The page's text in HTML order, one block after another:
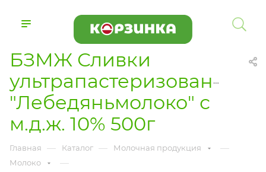
БЗМЖ Сливки
ультрапастеризованное
"Лебедяньмолоко" с
м.д.ж. 10% 500г
Главная — Каталог — Молочная продукция —
Молоко —